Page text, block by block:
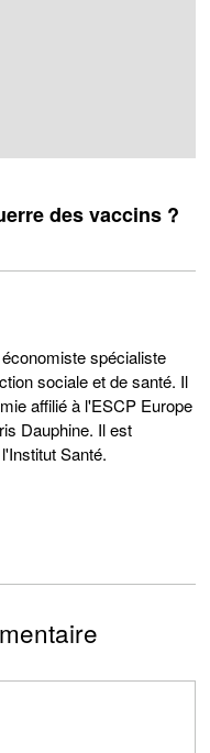
des vaccins ?
spécialiste
sociale et de santé. Il
affilié à l'ESCP Europe
Dauphine. Il est
Santé.